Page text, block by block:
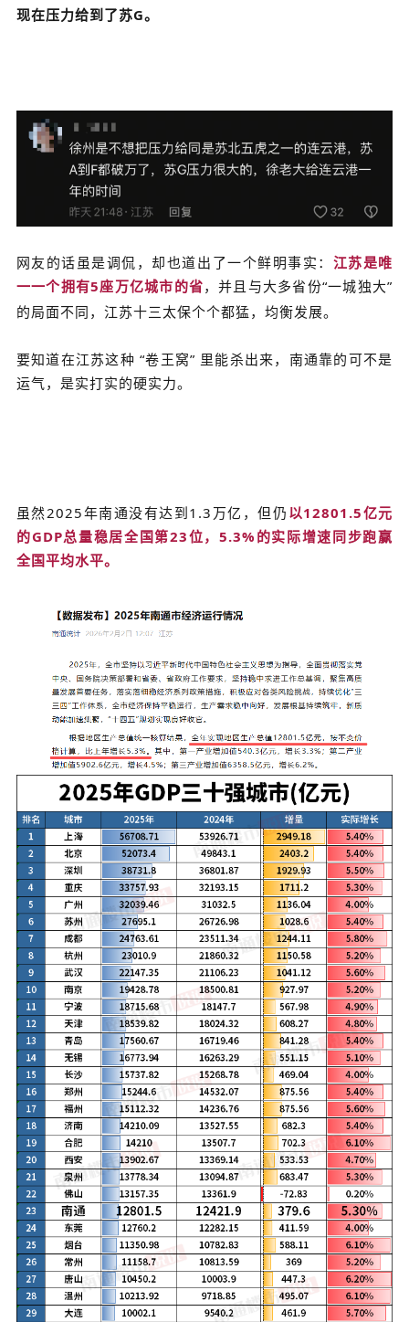
现在压力给到了苏G。
网友的话虽是调侃，却也道出了一个鲜明事实： 江苏是唯
一一个拥有5座万亿城市的省，并且与大多省份“一城独大”
的局面不同，江苏十三太保个个都猛，均衡发展。
要知道在江苏这种 “卷王窝” 里能杀出来，南通靠的可不是
运气，是实打实的硬实力。
虽然2025年南通没有达到1.3万亿，但仍 以12801.5亿元
的GDP总量稳居全国第23位，5.3%的实际增速同步跑赢
全国平均水平。